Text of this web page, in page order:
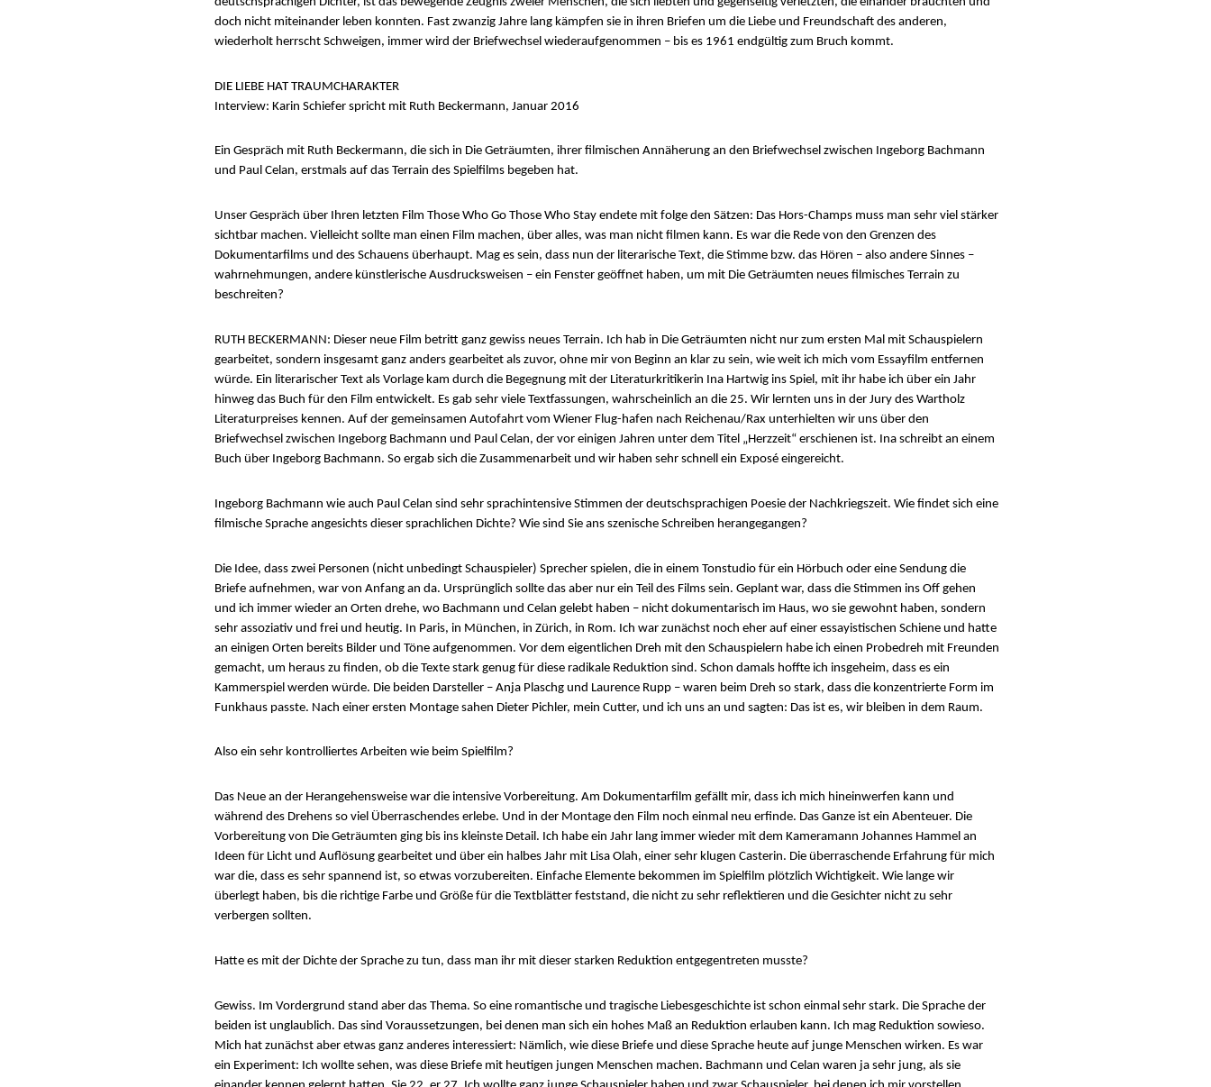
doch nicht miteinander leben konnten. Fast zwanzig Jahre lang kämpfen sie in ihren Briefen um die Liebe und Freundschaft des anderen,
wiederholt herrscht Schweigen, immer wird der Briefwechsel wiederaufgenommen – bis es 1961 endgültig zum Bruch kommt.
DIE LIEBE HAT TRAUMCHARAKTER
Interview: Karin Schiefer spricht mit Ruth Beckermann, Januar 2016
Ein Gespräch mit Ruth Beckermann, die sich in Die Geträumten, ihrer filmischen Annäherung an den Briefwechsel zwischen Ingeborg Bachmann
und Paul Celan, erstmals auf das Terrain des Spielfilms begeben hat.
Unser Gespräch über Ihren letzten Film Those Who Go Those Who Stay endete mit folge den Sätzen: Das Hors-Champs muss man sehr viel stärker
sichtbar machen. Vielleicht sollte man einen Film machen, über alles, was man nicht filmen kann. Es war die Rede von den Grenzen des
Dokumentarfilms und des Schauens überhaupt. Mag es sein, dass nun der literarische Text, die Stimme bzw. das Hören – also andere Sinnes –
wahrnehmungen, andere künstlerische Ausdrucksweisen – ein Fenster geöffnet haben, um mit Die Geträumten neues filmisches Terrain zu
beschreiten?
RUTH BECKERMANN: Dieser neue Film betritt ganz gewiss neues Terrain. Ich hab in Die Geträumten nicht nur zum ersten Mal mit Schauspielern
gearbeitet, sondern insgesamt ganz anders gearbeitet als zuvor, ohne mir von Beginn an klar zu sein, wie weit ich mich vom Essayfilm entfernen
würde. Ein literarischer Text als Vorlage kam durch die Begegnung mit der Literaturkritikerin Ina Hartwig ins Spiel, mit ihr habe ich über ein Jahr
hinweg das Buch für den Film entwickelt. Es gab sehr viele Textfassungen, wahrscheinlich an die 25. Wir lernten uns in der Jury des Wartholz
Literaturpreises kennen. Auf der gemeinsamen Autofahrt vom Wiener Flug-hafen nach Reichenau/Rax unterhielten wir uns über den
Briefwechsel zwischen Ingeborg Bachmann und Paul Celan, der vor einigen Jahren unter dem Titel „Herzzeit“ erschienen ist. Ina schreibt an einem
Buch über Ingeborg Bachmann. So ergab sich die Zusammenarbeit und wir haben sehr schnell ein Exposé eingereicht.
Ingeborg Bachmann wie auch Paul Celan sind sehr sprachintensive Stimmen der deutschsprachigen Poesie der Nachkriegszeit. Wie findet sich eine
filmische Sprache angesichts dieser sprachlichen Dichte? Wie sind Sie ans szenische Schreiben herangegangen?
Die Idee, dass zwei Personen (nicht unbedingt Schauspieler) Sprecher spielen, die in einem Tonstudio für ein Hörbuch oder eine Sendung die
Briefe aufnehmen, war von Anfang an da. Ursprünglich sollte das aber nur ein Teil des Films sein. Geplant war, dass die Stimmen ins Off gehen
und ich immer wieder an Orten drehe, wo Bachmann und Celan gelebt haben – nicht dokumentarisch im Haus, wo sie gewohnt haben, sondern
sehr assoziativ und frei und heutig. In Paris, in München, in Zürich, in Rom. Ich war zunächst noch eher auf einer essayistischen Schiene und hatte
an einigen Orten bereits Bilder und Töne aufgenommen. Vor dem eigentlichen Dreh mit den Schauspielern habe ich einen Probedreh mit Freunden
gemacht, um heraus zu finden, ob die Texte stark genug für diese radikale Reduktion sind. Schon damals hoffte ich insgeheim, dass es ein
Kammerspiel werden würde. Die beiden Darsteller – Anja Plaschg und Laurence Rupp – waren beim Dreh so stark, dass die konzentrierte Form im
Funkhaus passte. Nach einer ersten Montage sahen Dieter Pichler, mein Cutter, und ich uns an und sagten: Das ist es, wir bleiben in dem Raum.
Also ein sehr kontrolliertes Arbeiten wie beim Spielfilm?
Das Neue an der Herangehensweise war die intensive Vorbereitung. Am Dokumentarfilm gefällt mir, dass ich mich hineinwerfen kann und
während des Drehens so viel Überraschendes erlebe. Und in der Montage den Film noch einmal neu erfinde. Das Ganze ist ein Abenteuer. Die
Vorbereitung von Die Geträumten ging bis ins kleinste Detail. Ich habe ein Jahr lang immer wieder mit dem Kameramann Johannes Hammel an
Ideen für Licht und Auflösung gearbeitet und über ein halbes Jahr mit Lisa Olah, einer sehr klugen Casterin. Die überraschende Erfahrung für mich
war die, dass es sehr spannend ist, so etwas vorzubereiten. Einfache Elemente bekommen im Spielfilm plötzlich Wichtigkeit. Wie lange wir
überlegt haben, bis die richtige Farbe und Größe für die Textblätter feststand, die nicht zu sehr reflektieren und die Gesichter nicht zu sehr
verbergen sollten.
Hatte es mit der Dichte der Sprache zu tun, dass man ihr mit dieser starken Reduktion entgegentreten musste?
Gewiss. Im Vordergrund stand aber das Thema. So eine romantische und tragische Liebesgeschichte ist schon einmal sehr stark. Die Sprache der
beiden ist unglaublich. Das sind Voraussetzungen, bei denen man sich ein hohes Maß an Reduktion erlauben kann. Ich mag Reduktion sowieso.
Mich hat zunächst aber etwas ganz anderes interessiert: Nämlich, wie diese Briefe und diese Sprache heute auf junge Menschen wirken. Es war
ein Experiment: Ich wollte sehen, was diese Briefe mit heutigen jungen Menschen machen. Bachmann und Celan waren ja sehr jung, als sie